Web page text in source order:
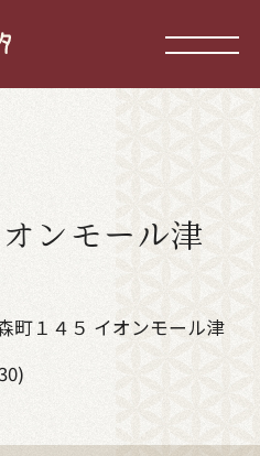
ンモール津
町１４５ イオンモール津